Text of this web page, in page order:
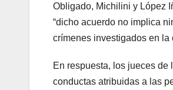
Obligado, Michilini y López
“dicho acuerdo no implica
crímenes investigados en la
En respuesta, los jueces
conductas atribuidas a las